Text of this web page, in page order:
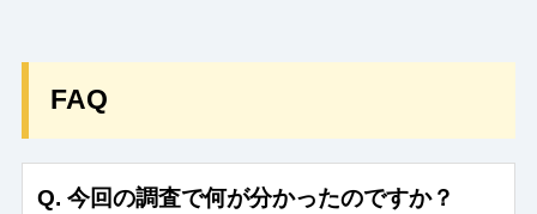
FAQ
Q. 今回の調査で何が分かったのですか？